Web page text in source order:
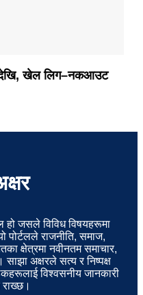
देखि, खेल लिग–नकआउट
हो जसले विविध विषयहरूमा
पोर्टलले राजनीति, समाज,
क्षेत्रमा नवीनतम समाचार,
अक्षरले सत्य र निष्पक्ष
विश्वसनीय जानकारी
राख्छ।